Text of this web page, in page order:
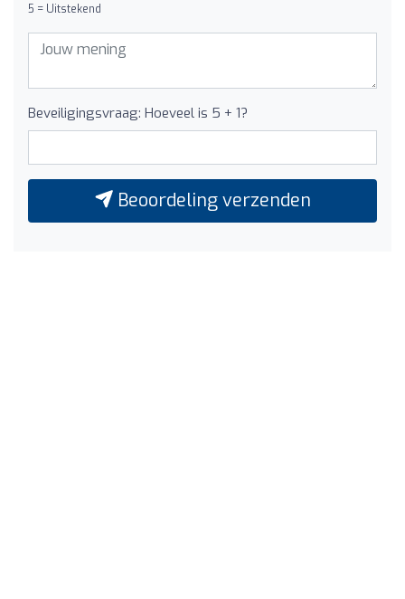
5 = Uitstekend
Beveiligingsvraag: Hoeveel is 5 + 1?
Beoordeling verzenden